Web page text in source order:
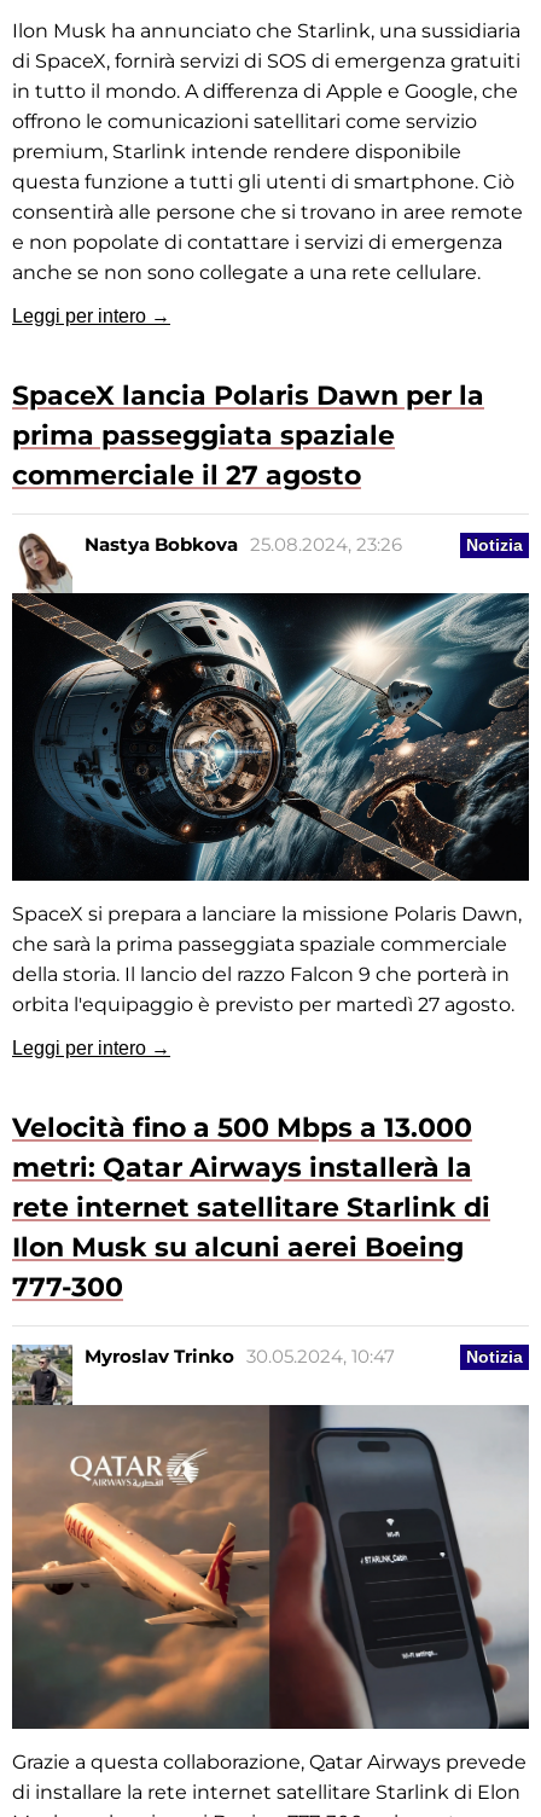
Ilon Musk ha annunciato che Starlink, una sussidiaria
di SpaceX, fornirà servizi di SOS di emergenza gratuiti
in tutto il mondo. A differenza di Apple e Google, che
offrono le comunicazioni satellitari come servizio
premium, Starlink intende rendere disponibile
questa funzione a tutti gli utenti di smartphone. Ciò
consentirà alle persone che si trovano in aree remote
e non popolate di contattare i servizi di emergenza
anche se non sono collegate a una rete cellulare.
Leggi per intero →
SpaceX lancia Polaris Dawn per la
prima passeggiata spaziale
commerciale il 27 agosto
Notizia
Nastya Bobkova 25.08.2024, 23:26
SpaceX si prepara a lanciare la missione Polaris Dawn,
che sarà la prima passeggiata spaziale commerciale
della storia. Il lancio del razzo Falcon 9 che porterà in
orbita l'equipaggio è previsto per martedì 27 agosto.
Leggi per intero →
Velocità fino a 500 Mbps a 13.000
metri: Qatar Airways installerà la
rete internet satellitare Starlink di
Ilon Musk su alcuni aerei Boeing
777-300
Notizia
Myroslav Trinko 30.05.2024, 10:47
Grazie a questa collaborazione, Qatar Airways prevede
di installare la rete internet satellitare Starlink di Elon